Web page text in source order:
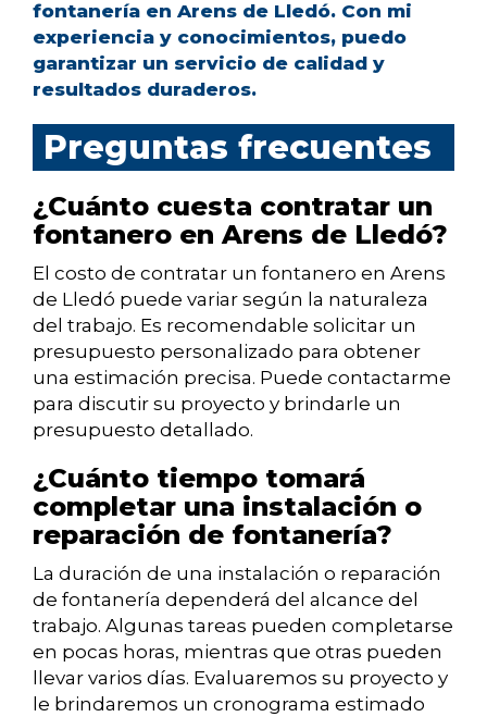
fontanería en Arens de Lledó. Con mi
experiencia y conocimientos, puedo
garantizar un servicio de calidad y
resultados duraderos.
Preguntas frecuentes
¿Cuánto cuesta contratar un
fontanero en Arens de Lledó?
El costo de contratar un fontanero en Arens
de Lledó puede variar según la naturaleza
del trabajo. Es recomendable solicitar un
presupuesto personalizado para obtener
una estimación precisa. Puede contactarme
para discutir su proyecto y brindarle un
presupuesto detallado.
¿Cuánto tiempo tomará
completar una instalación o
reparación de fontanería?
La duración de una instalación o reparación
de fontanería dependerá del alcance del
trabajo. Algunas tareas pueden completarse
en pocas horas, mientras que otras pueden
llevar varios días. Evaluaremos su proyecto y
le brindaremos un cronograma estimado